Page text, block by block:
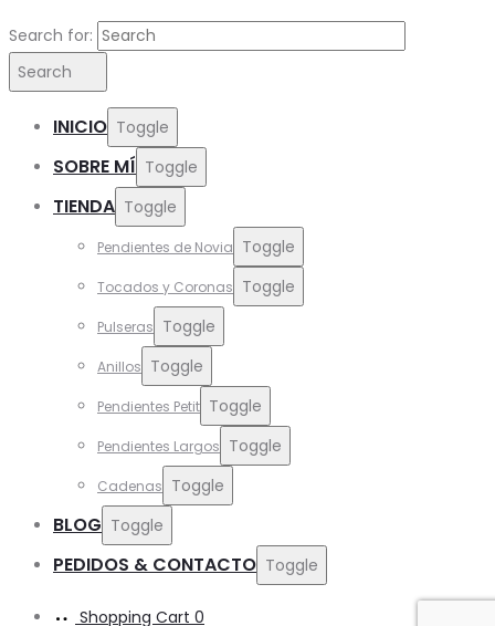
Search for:
Search
INICIO Toggle
SOBRE MÍ Toggle
TIENDA Toggle
Pendientes de Novia Toggle
Tocados y Coronas Toggle
Pulseras Toggle
Anillos Toggle
Pendientes Petit Toggle
Pendientes Largos Toggle
Cadenas Toggle
BLOG Toggle
PEDIDOS & CONTACTO Toggle
Shopping Cart 0